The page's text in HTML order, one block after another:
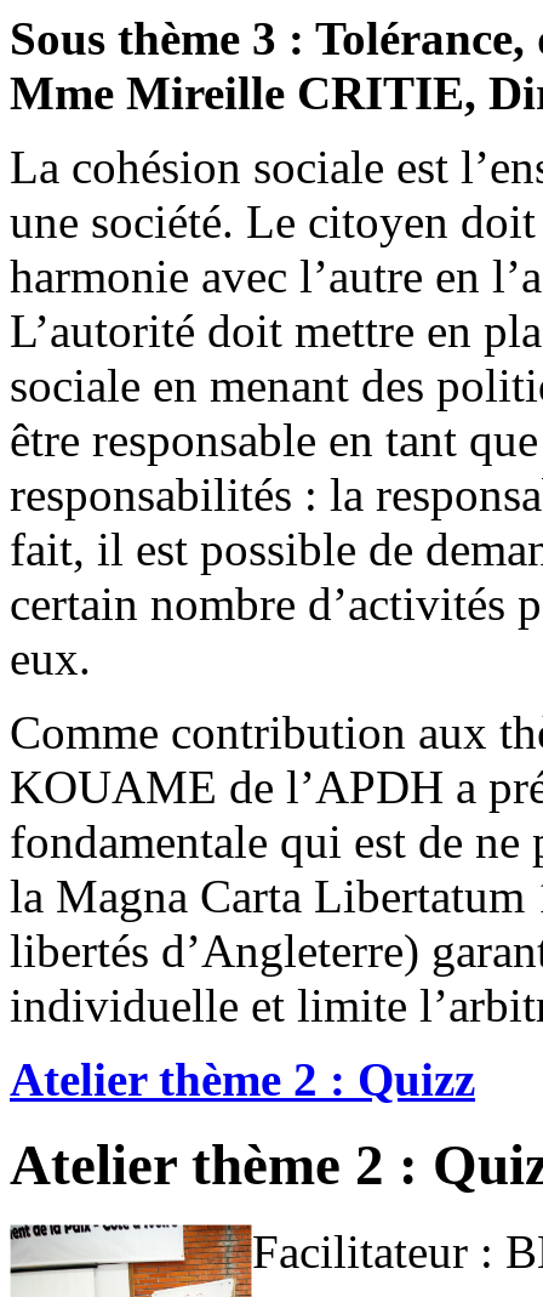
Sous thème 3 :
Mme Mireille CRITIE,
La cohésion sociale est
une société. Le citoyen
harmonie avec l’autre en
L’autorité doit mettre en
sociale en menant des
être responsable en tant
responsabilités : la
fait, il est possible de
certain nombre d’activités
eux.
Comme contribution aux
KOUAME de l’APDH a
fondamentale qui est de ne
la Magna Carta Libertatum
libertés d’Angleterre)
individuelle et limite
Atelier thème 2 : Quizz
Atelier thème 2 :
Facilitateur :